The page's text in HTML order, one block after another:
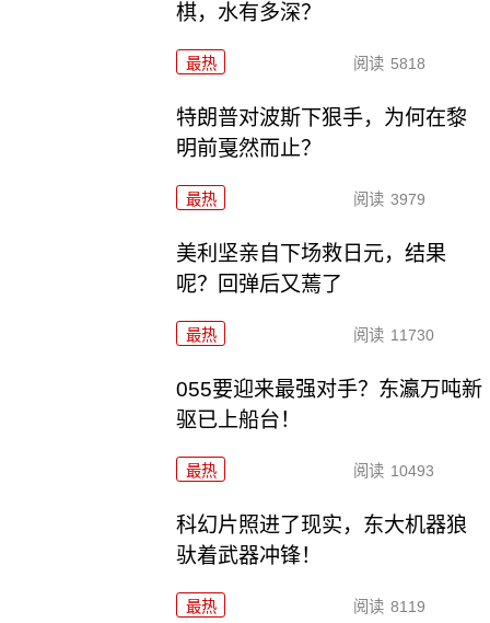
棋，水有多深？
最热 阅读 5818
特朗普对波斯下狠手，为何在黎
明前戛然而止？
最热 阅读 3979
美利坚亲自下场救日元，结果
呢？回弹后又蔫了
最热 阅读 11730
055要迎来最强对手？东瀛万吨新
驱已上船台！
最热 阅读 10493
科幻片照进了现实，东大机器狼
驮着武器冲锋！
最热 阅读 8119